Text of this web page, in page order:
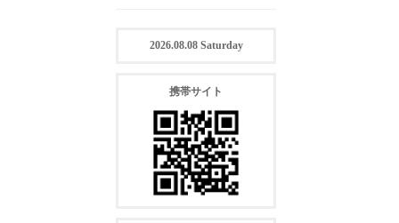
2026.08.08 Saturday
携帯サイト